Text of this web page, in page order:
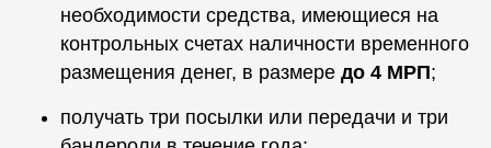
необходимости средства, имеющиеся на
контрольных счетах наличности временного
размещения денег, в размере до 4 МРП;
получать три посылки или передачи и три